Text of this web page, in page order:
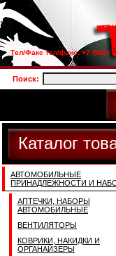
Тел/Факс тел/факс: +7 (925)
Поиск:
Каталог
АВТОМОБИЛЬНЫЕ
ПРИНАДЛЕЖНОСТИ И
АПТЕЧКИ, НАБОРЫ
АВТОМОБИЛЬНЫЕ
ВЕНТИЛЯТОРЫ
КОВРИКИ, НАКИДКИ И
ОРГАНАЙЗЕРЫ